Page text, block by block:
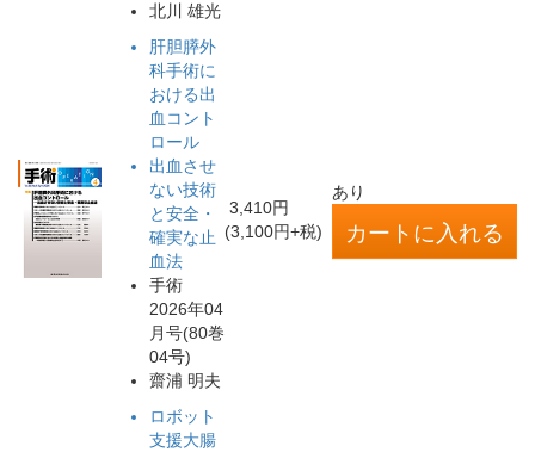
北川 雄光
肝胆膵外
科手術に
おける出
血コント
ロール
出血させ
ない技術
と安全・
確実な止
血法
手術
2026年04
月号(80巻
04号)
齋浦 明夫
3,410円
(3,100円+税)
あり
ロボット
支援大腸